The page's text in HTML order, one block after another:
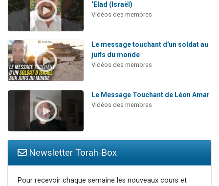
‘Elad (Israël)
Vidéos des membres
Le message touchant d'un soldat au
juifs du monde
Vidéos des membres
Le Message Touchant de Léon Amar
Vidéos des membres
Newsletter Torah-Box
Pour recevoir chaque semaine les nouveaux cours et